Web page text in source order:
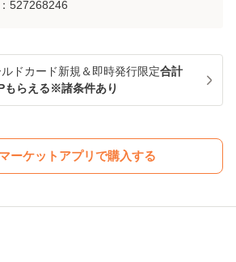
527268246
ドカード新規＆即時発行限定合計
もらえる※諸条件あり
ーケットアプリで購入する